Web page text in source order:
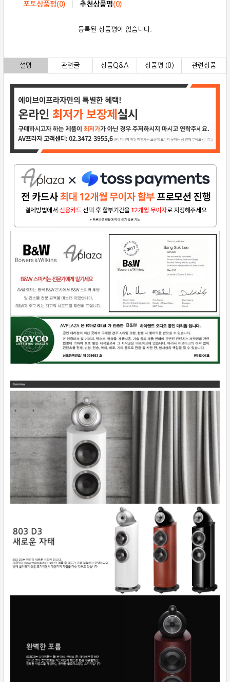
포토상품평(0) 추천상품평(0)
등록된 상품평이 없습니다.
설명 관련글 상품Q&A 상품평 (0) 관련상품